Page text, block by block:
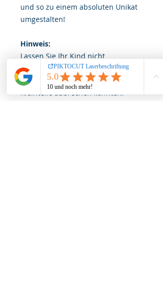
und so zu einem absoluten Unikat
umgestalten!
Hinweis:
Lassen Sie Ihr Kind nicht
unbeaufsichtigt mit dem Produkt
spielen, da verschluckbare
Kleinteile abbrechen könnten!